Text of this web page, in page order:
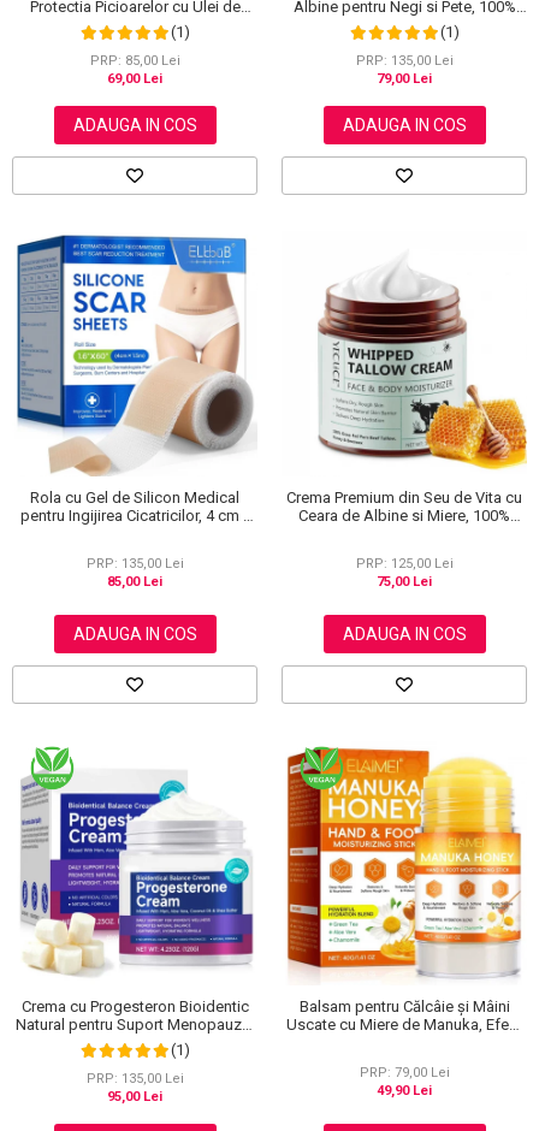
Protectia Picioarelor cu Ulei de
Arbore de Ceai, 120 ml
(1)
PRP: 85,00 Lei
69,00 Lei
ADAUGA IN COS
Albine pentru Negi si Pete, 100%
Naturala, 120 g
(1)
PRP: 135,00 Lei
79,00 Lei
ADAUGA IN COS
Rola cu Gel de Silicon Medical
pentru Ingijirea Cicatricilor, 4 cm x
PRP: 135,00 Lei
85,00 Lei
ADAUGA IN COS
Crema Premium din Seu de Vita cu
Ceara de Albine si Miere, 100%
PRP: 125,00 Lei
75,00 Lei
ADAUGA IN COS
Crema cu Progesteron Bioidentic
Natural pentru Suport Menopauza,
Menstruatie si Echilibru Hormonal,
120 g
(1)
PRP: 135,00 Lei
95,00 Lei
Balsam pentru Călcâie și Mâini
Uscate cu Miere de Manuka, Efect
PRP: 79,00 Lei
49,90 Lei